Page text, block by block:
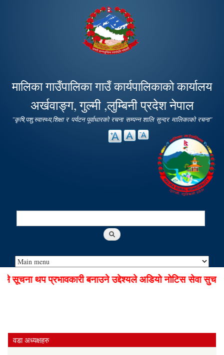
main
content
मालिका गाउँपालिका गाउँ कार्यपालिकाको कार्यालय
अर्खवाङ्ग, गुल्मी ,लुम्बिनी प्रदेश नेपाल
"कृषि,पशु,स्वास्थ्य,शिक्षा र पर्यटन पूर्वाधारको रचना सम्पन्न शालि सुन्दर मालिकाको रचना"
Search
सूचना थप प्रभावकारी बनाउने उद्देश्यले अडियो नोटिस सेवा
वडा अध्यक्षहरु